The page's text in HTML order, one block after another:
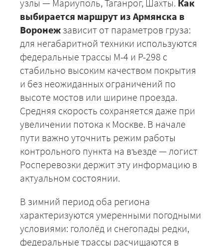
узлы — Мариуполь, Таганрог, Шахты. Как
выбирается маршрут из Армянска в
Воронеж зависит от параметров груза:
для негабаритной техники используются
федеральные трассы М-4 и Р-298 с
стабильно высоким качеством покрытия
и без неожиданных ограничений по
высоте мостов или ширине проезда.
Средняя скорость сохраняется даже при
увеличении потока к Москве. В начале
пути важно уточнить режим работы
контрольного пункта на въезде — логист
Росперевозки держит эту информацию в
актуальном состоянии.
В зимний период оба региона
характеризуются умеренными погодными
условиями: гололёд и снегопады редки,
федеральные трассы расчищаются в
+7 (499) 520-05-23
ЗАКАЗАТЬ